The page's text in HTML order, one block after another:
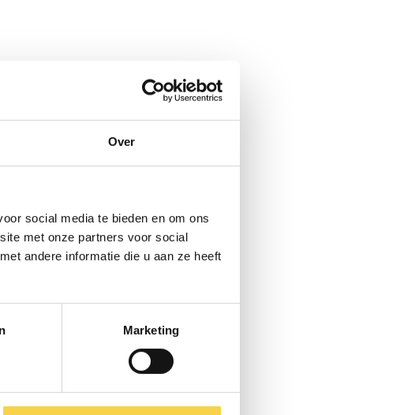
Over
social media te bieden en om ons
met onze partners voor social
andere informatie die u aan ze heeft
Marketing
mee. Dankzij alle
wat harder moet werken
doordat er minder
comfort. In de winter is
En in de zomer is het
we aangesloten op